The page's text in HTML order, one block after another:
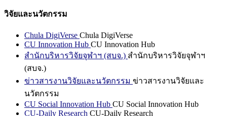
วิจัยและนวัตกรรม
Chula DigiVerse Chula DigiVerse
CU Innovation Hub CU Innovation Hub
สำนักบริหารวิจัยจุฬาฯ (สบจ.) สำนักบริหารวิจัยจุฬาฯ
(สบจ.)
ข่าวสารงานวิจัยและนวัตกรรม ข่าวสารงานวิจัยและ
นวัตกรรม
CU Social Innovation Hub CU Social Innovation Hub
CU-Daily Research CU-Daily Research